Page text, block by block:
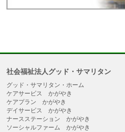
社会福祉法人グッド・サマリタン
グッド・サマリタン・ホーム
ケアサービス かがやき
ケアプラン かがやき
デイサービス かがやき
ナースステーション かがやき
ソーシャルファーム かがやき